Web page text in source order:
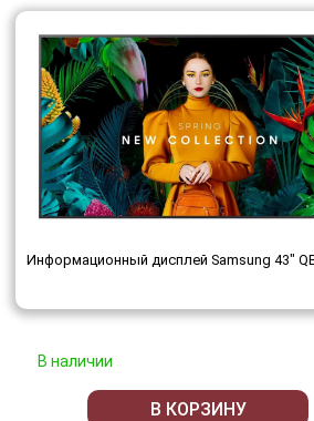
Информационный дисплей Samsung 43"
В наличии
В КОРЗИНУ